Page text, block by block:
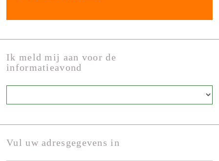
Ik meld mij aan voor de
informatieavond
Vul uw adresgegevens in